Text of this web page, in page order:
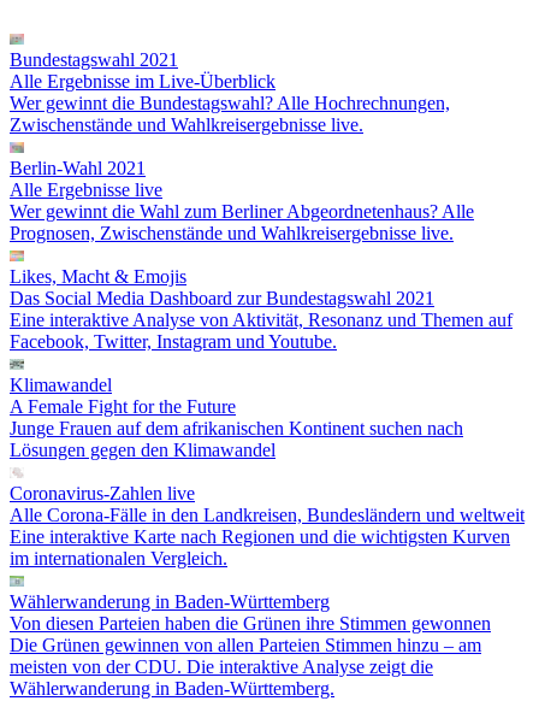
Bundestagswahl 2021
Alle Ergebnisse im Live-Überblick
Wer gewinnt die Bundestagswahl? Alle Hochrechnungen,
Zwischenstände und Wahlkreisergebnisse live.
Berlin-Wahl 2021
Alle Ergebnisse live
Wer gewinnt die Wahl zum Berliner Abgeordnetenhaus? Alle
Prognosen, Zwischenstände und Wahlkreisergebnisse live.
Likes, Macht & Emojis
Das Social Media Dashboard zur Bundestagswahl 2021
Eine interaktive Analyse von Aktivität, Resonanz und Themen auf
Facebook, Twitter, Instagram und Youtube.
Klimawandel
A Female Fight for the Future
Junge Frauen auf dem afrikanischen Kontinent suchen nach
Lösungen gegen den Klimawandel
Coronavirus-Zahlen live
Alle Corona-Fälle in den Landkreisen, Bundesländern und weltweit
Eine interaktive Karte nach Regionen und die wichtigsten Kurven
im internationalen Vergleich.
Wählerwanderung in Baden-Württemberg
Von diesen Parteien haben die Grünen ihre Stimmen gewonnen
Die Grünen gewinnen von allen Parteien Stimmen hinzu – am
meisten von der CDU. Die interaktive Analyse zeigt die
Wählerwanderung in Baden-Württemberg.